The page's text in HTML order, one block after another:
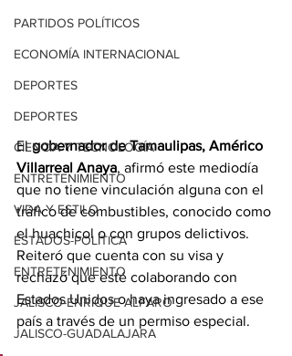
PARTIDOS POLÍTICOS
ECONOMÍA INTERNACIONAL
DEPORTES
DEPORTES
CIENCIA Y TECNOLOGÍA
ENTRETENIMIENTO
VIDA Y ESTILO
ESTADOS-POLÍTICA
ENTRETENIMIENTO
JALISCO-ENRIQUE ALFARO
JALISCO-GUADALAJARA
El gobernador de Tamaulipas, Américo
Villarreal Anaya, afirmó este mediodía
que no tiene vinculación alguna con el
tráfico de combustibles, conocido como
el huachicol o con grupos delictivos.
Reiteró que cuenta con su visa y
rechazó que esté colaborando con
Estados Unidos o haya ingresado a ese
país a través de un permiso especial.